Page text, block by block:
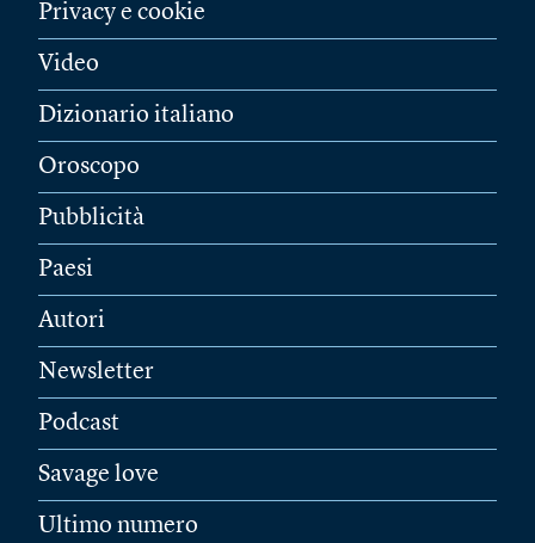
Privacy e cookie
Video
Dizionario italiano
Oroscopo
Pubblicità
Paesi
Autori
Newsletter
Podcast
Savage love
Ultimo numero